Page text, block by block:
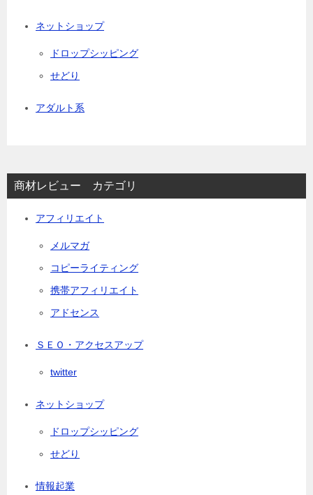
ネットショップ
ドロップシッピング
せどり
アダルト系
商材レビュー カテゴリ
アフィリエイト
メルマガ
コピーライティング
携帯アフィリエイト
アドセンス
ＳＥＯ・アクセスアップ
twitter
ネットショップ
ドロップシッピング
せどり
情報起業